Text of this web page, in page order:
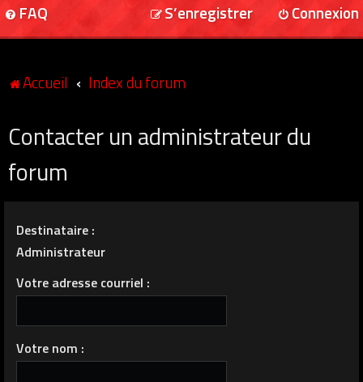
FAQ Connexion
S’enregistrer
Accueil Index du forum
Contacter un administrateur du
forum
Destinataire :
Administrateur
Votre adresse courriel :
Votre nom :